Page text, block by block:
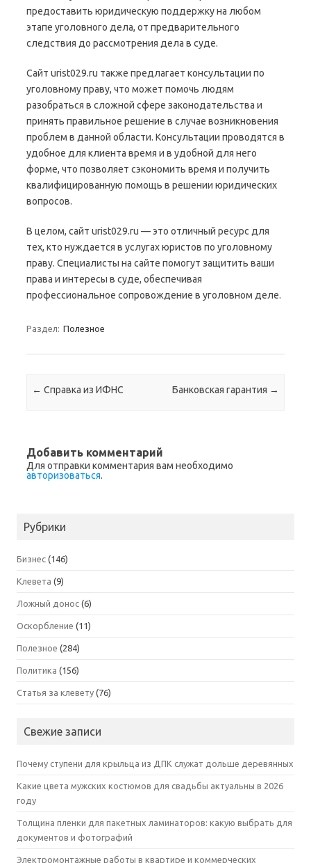
предоставить юридическую поддержку на любом
этапе уголовного дела, от предварительного
следствия до рассмотрения дела в суде.
Сайт urist029.ru также предлагает консультации по
уголовному праву, что может помочь людям
разобраться в сложной сфере законодательства и
принять правильное решение в случае возникновения
проблем в данной области. Консультации проводятся в
удобное для клиента время и в удобной для него
форме, что позволяет сэкономить время и получить
квалифицированную помощь в решении юридических
вопросов.
В целом, сайт urist029.ru — это отличный ресурс для
тех, кто нуждается в услугах юристов по уголовному
праву. Специалисты на сайте помогут защитить ваши
права и интересы в суде, обеспечивая
профессиональное сопровождение в уголовном деле.
Раздел: Полезное
Навигация по записям
← Справка из ИФНС Банковская гарантия →
Добавить комментарий
Для отправки комментария вам необходимо
авторизоваться.
Рубрики
Бизнес (146)
Клевета (9)
Ложный донос (6)
Оскорбление (11)
Полезное (284)
Политика (156)
Статья за клевету (76)
Свежие записи
Почему ступени для крыльца из ДПК служат дольше деревянных
Какие цвета мужских костюмов для свадьбы актуальны в 2026
году
Толщина пленки для пакетных ламинаторов: какую выбрать для
документов и фотографий
Электромонтажные работы в квартире и коммерческих